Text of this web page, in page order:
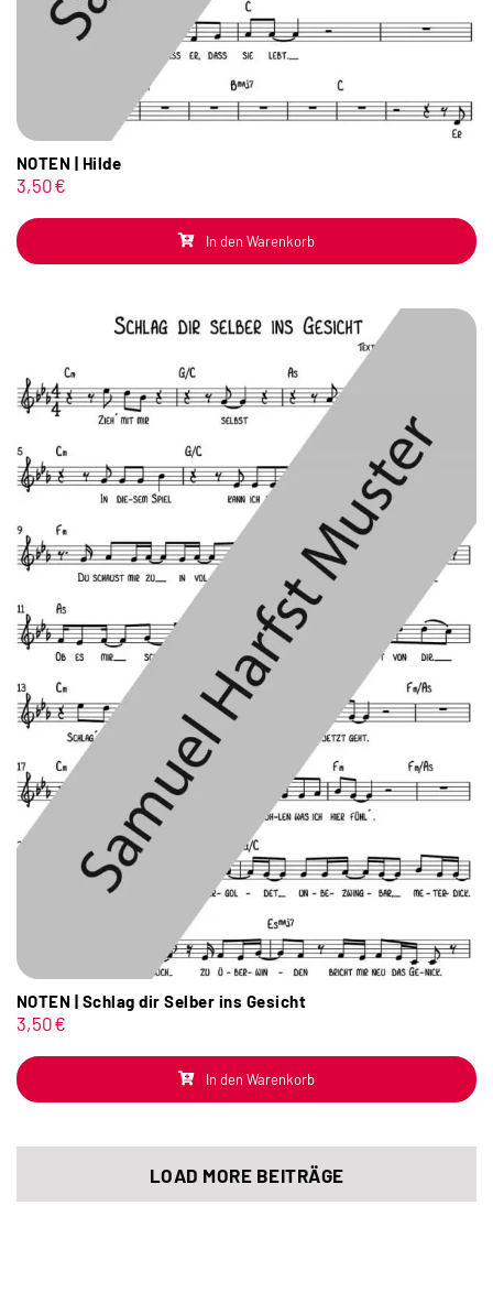
NOTEN | Hilde
3,50€
In den Warenkorb
NOTEN | Schlag dir Selber ins Gesicht
3,50€
In den Warenkorb
LOAD MORE BEITRÄGE